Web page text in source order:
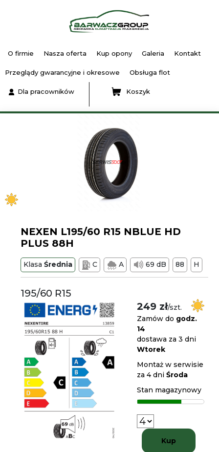
O firmie Nasza oferta Kup opony Galeria Kontakt
Przeglądy gwarancyjne i okresowe Obsługa flot
Dla pracowników Koszyk
NEXEN L195/60 R15 NBLUE HD
PLUS 88H
KlasaŚrednia C A 69 dB 88 H
195/60 R15
249 zł/szt.
Zamów do godz.
14
dostawa za 3 dni
Wtorek
Montaż w serwisie
za 4 dniŚroda
Stan magazynowy
Kup